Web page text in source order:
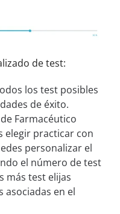
de test:
los test posibles
de éxito.
Farmacéutico
elegir practicar con
personalizar el
el número de test
más test elijas
asociadas en el